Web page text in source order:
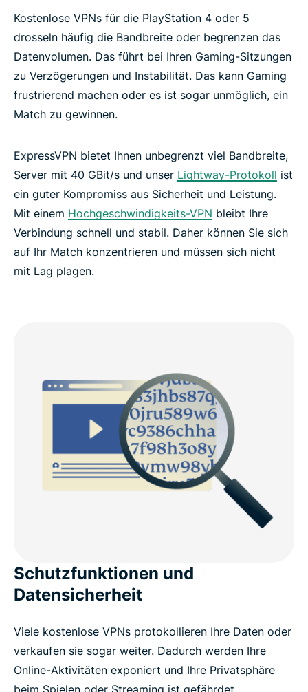
Kostenlose VPNs für die PlayStation 4 oder 5
drosseln häufig die Bandbreite oder begrenzen das
Datenvolumen. Das führt bei Ihren Gaming-Sitzungen
zu Verzögerungen und Instabilität. Das kann Gaming
frustrierend machen oder es ist sogar unmöglich, ein
Match zu gewinnen.
ExpressVPN bietet Ihnen unbegrenzt viel Bandbreite,
Server mit 40 GBit/s und unser Lightway-Protokoll ist
ein guter Kompromiss aus Sicherheit und Leistung.
Mit einem Hochgeschwindigkeits-VPN bleibt Ihre
Verbindung schnell und stabil. Daher können Sie sich
auf Ihr Match konzentrieren und müssen sich nicht
mit Lag plagen.
Schutzfunktionen und
Datensicherheit
Viele kostenlose VPNs protokollieren Ihre Daten oder
verkaufen sie sogar weiter. Dadurch werden Ihre
Online-Aktivitäten exponiert und Ihre Privatsphäre
beim Spielen oder Streaming ist gefährdet.